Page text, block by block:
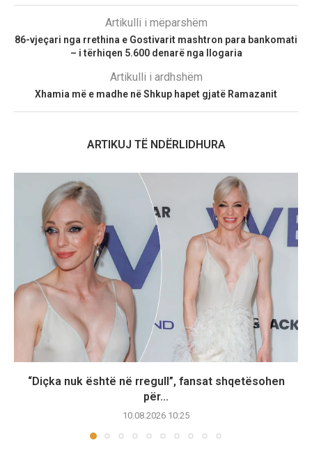
Artikulli i mëparshëm
86-vjeçari nga rrethina e Gostivarit mashtron para bankomati
– i tërhiqen 5.600 denarë nga llogaria
Artikulli i ardhshëm
Xhamia më e madhe në Shkup hapet gjatë Ramazanit
ARTIKUJ TË NDËRLIDHURA
“Diçka nuk është në rregull”, fansat shqetësohen
për...
10.08.2026 10:25